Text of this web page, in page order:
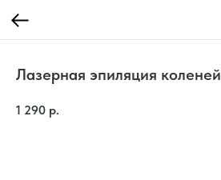
Лазерная эпиляция коленей
1 290 р.